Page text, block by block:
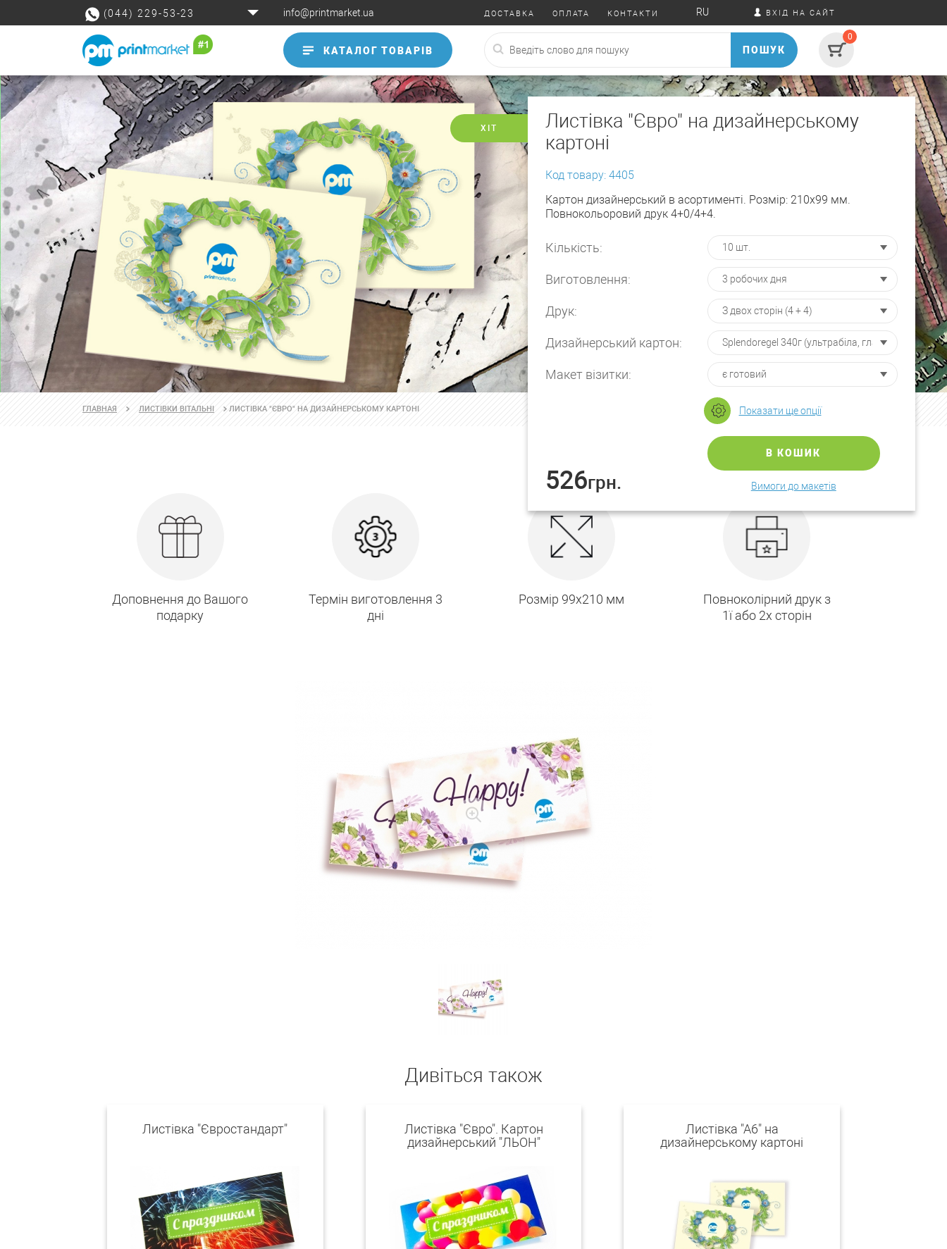
(044) 229-53-23 info@printmarket.ua ДОСТАВКА ОПЛАТА КОНТАКТИ RU ВХІД НА САЙТ
КАТАЛОГ ТОВАРІВ ПОШУК
0
Листівка "Євро" на дизайнерському
картоні
Код товару: 4405
Картон дизайнерський в асортименті. Розмір: 210х99 мм.
Повнокольоровий друк 4+0/4+4.
Кількість:
Виготовлення:
Друк:
Дизайнерський картон:
Макет візитки:
Показати ще опції
526грн.
В КОШИК
Вимоги до макетів
ХІТ
ГЛАВНАЯ ЛИСТІВКИ ВІТАЛЬНІ ЛИСТІВКА "ЄВРО" НА ДИЗАЙНЕРСЬКОМУ КАРТОНІ
Доповнення до Вашого
подарку
Термін виготовлення 3
дні
Розмір 99х210 мм
Повноколірний друк з
1ї або 2х сторін
Дивіться також
Листівка "Євростандарт"
Листівка "Євро". Картон
дизайнерський "ЛЬОН"
Листівка "А6" на
дизайнерському картоні